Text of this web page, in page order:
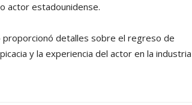
actor estadounidense.
proporcionó detalles sobre el regreso de
y la experiencia del actor en la industria